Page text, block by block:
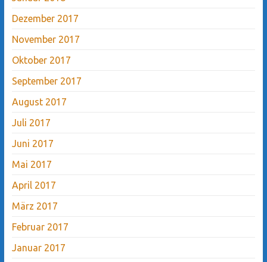
Dezember 2017
November 2017
Oktober 2017
September 2017
August 2017
Juli 2017
Juni 2017
Mai 2017
April 2017
März 2017
Februar 2017
Januar 2017